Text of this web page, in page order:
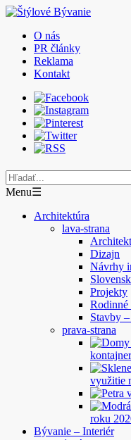
O nás
PR články
Reklama
Kontakt
Menu☰
Architektúra
lava-strana
Dizajn
Návrhy
Projekty
Rodinné
Stavby
prava-strana
využitie
roku
Bývanie – Interiér